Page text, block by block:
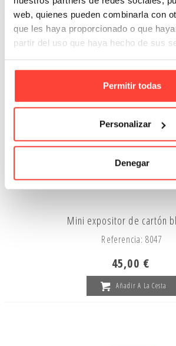
web, quienes pueden combinarla con
que les haya proporcionado o que
partir del uso que haya hecho de sus
Permitir todas
Personalizar
Denegar
Mini expositor de cartón
Referencia: 8047
45,00 €
Añadir A La Cesta